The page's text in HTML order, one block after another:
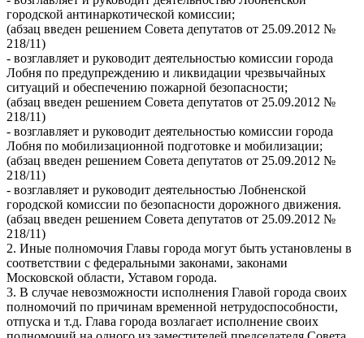
городской антинаркотической комиссии;
(абзац введен решением Совета депутатов от 25.09.2012 №
218/11)
- возглавляет и руководит деятельностью комиссии города
Лобня по предупреждению и ликвидации чрезвычайных
ситуаций и обеспечению пожарной безопасности;
(абзац введен решением Совета депутатов от 25.09.2012 №
218/11)
- возглавляет и руководит деятельностью комиссии города
Лобня по мобилизационной подготовке и мобилизации;
(абзац введен решением Совета депутатов от 25.09.2012 №
218/11)
- возглавляет и руководит деятельностью Лобненской
городской комиссии по безопасности дорожного движения.
(абзац введен решением Совета депутатов от 25.09.2012 №
218/11)
2. Иные полномочия Главы города могут быть установлены в
соответствии с федеральными законами, законами
Московской области, Уставом города.
3. В случае невозможности исполнения Главой города своих
полномочий по причинам временной нетрудоспособности,
отпуска и т.д. Глава города возлагает исполнение своих